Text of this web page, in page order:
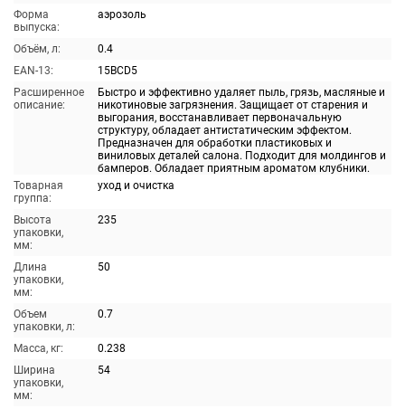
Форма
выпуска:
аэрозоль
Объём, л:
0.4
EAN-13:
15BCD5
Расширенное
описание:
Быстро и эффективно удаляет пыль, грязь, масляные и
никотиновые загрязнения. Защищает от старения и
выгорания, восстанавливает первоначальную
структуру, обладает антистатическим эффектом.
Предназначен для обработки пластиковых и
виниловых деталей салона. Подходит для молдингов и
бамперов. Обладает приятным ароматом клубники.
Товарная
группа:
уход и очистка
Высота
упаковки,
мм:
235
Длина
упаковки,
мм:
50
Объем
упаковки, л:
0.7
Масса, кг:
0.238
Ширина
упаковки,
мм:
54